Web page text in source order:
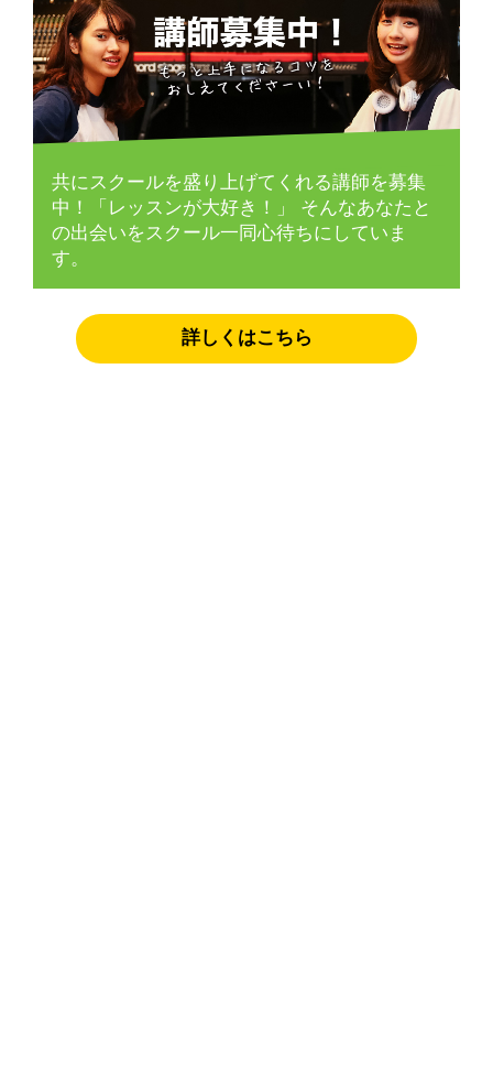
共にスクールを盛り上げてくれる講師を募集
中！「レッスンが大好き！」 そんなあなたと
の出会いをスクール一同心待ちにしていま
す。
詳しくはこちら